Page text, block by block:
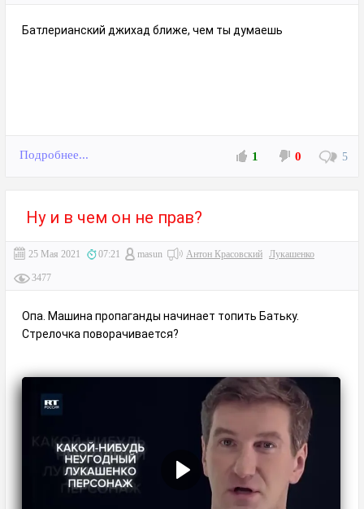
Батлерианский джихад ближе, чем ты думаешь
Подробнее... 1 0 5
Ну и в чем он не прав?
25 Мая 2021 07:21 masun Антон Красовский Лукашенко
3477
Опа. Машина пропаганды начинает топить Батьку.
Стрелочка поворачивается?